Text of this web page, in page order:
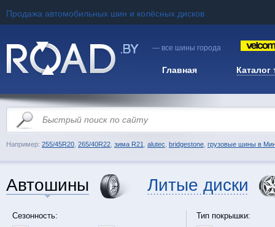
Продажа автомобильных шин и колёсных дисков
— все шины города
Главная Каталог
Например: 255/45R20 265/40R22 зима R21 alutec bridgestone грузовые шины в
Автошины Литые диски
Сезонность:
Тип покрышки: